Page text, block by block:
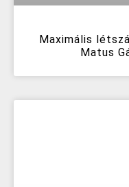
Maximális
Matus